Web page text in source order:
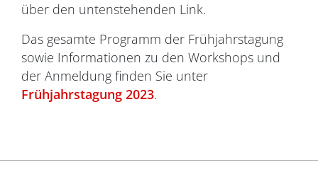
über den untenstehenden Link.
Das gesamte Programm der Frühjahrstagung
sowie Informationen zu den Workshops und
der Anmeldung finden Sie unter
Frühjahrstagung 2023.